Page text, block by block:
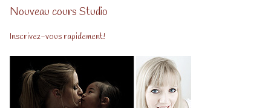
Nouveau cours Studio
Inscrivez-vous rapidement!